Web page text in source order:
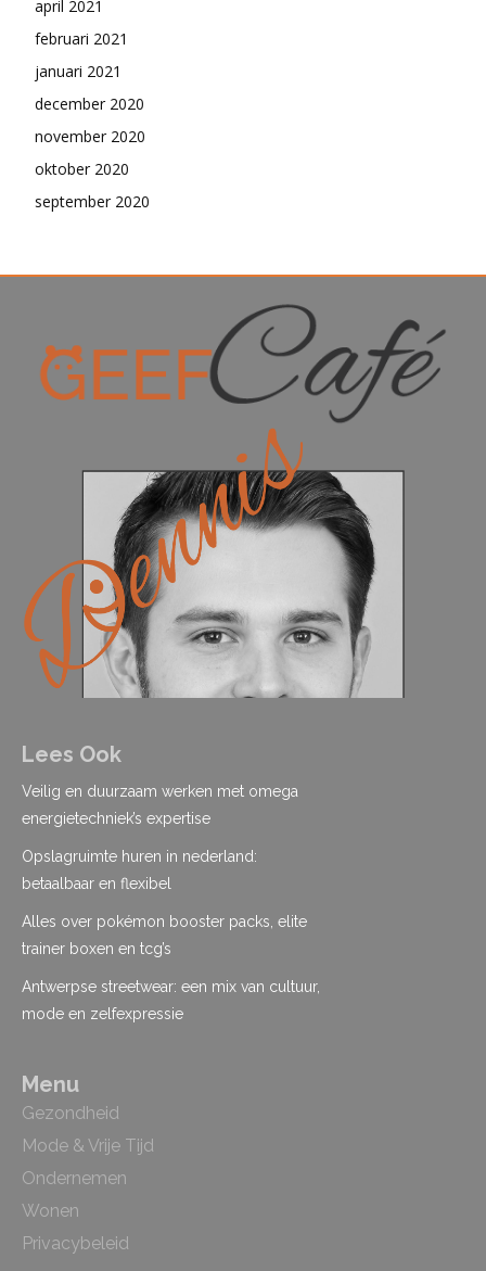
april 2021
februari 2021
januari 2021
december 2020
november 2020
oktober 2020
september 2020
Lees Ook
Veilig en duurzaam werken met omega
energietechniek’s expertise
Opslagruimte huren in nederland:
betaalbaar en flexibel
Alles over pokémon booster packs, elite
trainer boxen en tcg’s
Antwerpse streetwear: een mix van cultuur,
mode en zelfexpressie
Menu
Gezondheid
Mode & Vrije Tijd
Ondernemen
Wonen
Privacybeleid